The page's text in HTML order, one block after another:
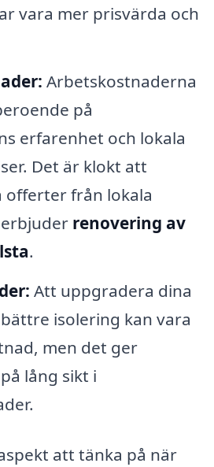
vara mer prisvärda och
Arbetskostnaderna
på
erfarenhet och lokala
Det är klokt att
offerter från lokala
renovering av
.
Att uppgradera dina
isolering kan vara
men det ger
lång sikt i
att tänka på när